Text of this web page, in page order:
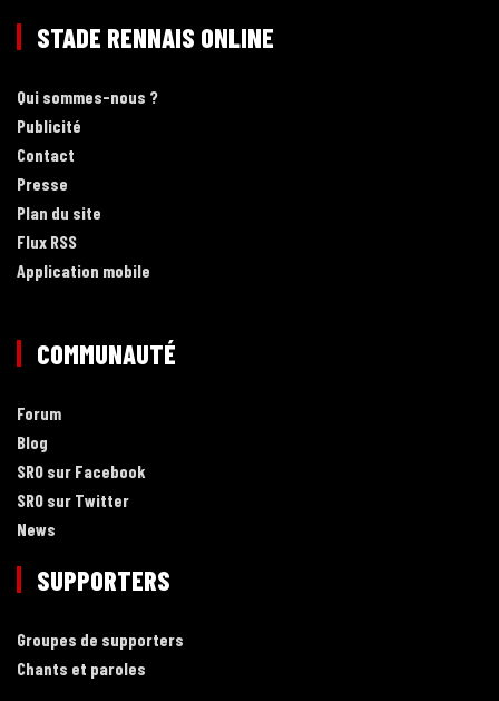
STADE RENNAIS ONLINE
Qui sommes-nous ?
Publicité
Contact
Presse
Plan du site
Flux RSS
Application mobile
COMMUNAUTÉ
Forum
Blog
SRO sur Facebook
SRO sur Twitter
News
SUPPORTERS
Groupes de supporters
Chants et paroles